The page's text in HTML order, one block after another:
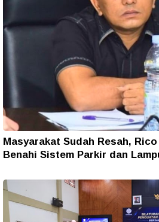
Masyarakat Sudah Resah,
Benahi Sistem Parkir dan